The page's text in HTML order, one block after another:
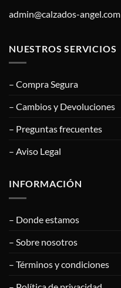
admin@calzados-angel.com
NUESTROS SERVICIOS
– Compra Segura
– Cambios y Devoluciones
– Preguntas frecuentes
– Aviso Legal
INFORMACIÓN
– Donde estamos
– Sobre nosotros
– Términos y condiciones